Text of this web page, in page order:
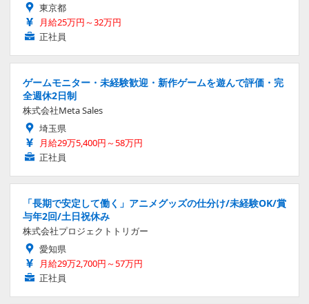
東京都
月給25万円～32万円
正社員
ゲームモニター・未経験歓迎・新作ゲームを遊んで評価・完
全週休2日制
株式会社Meta Sales
埼玉県
月給29万5,400円～58万円
正社員
「長期で安定して働く」アニメグッズの仕分け/未経験OK/賞
与年2回/土日祝休み
株式会社プロジェクトトリガー
愛知県
月給29万2,700円～57万円
正社員